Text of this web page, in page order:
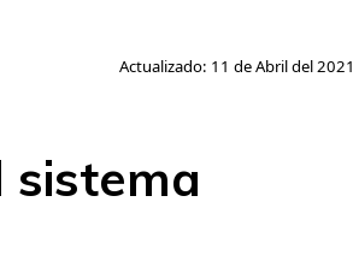
Actualizado: 11 de Abril del 2021
sistema